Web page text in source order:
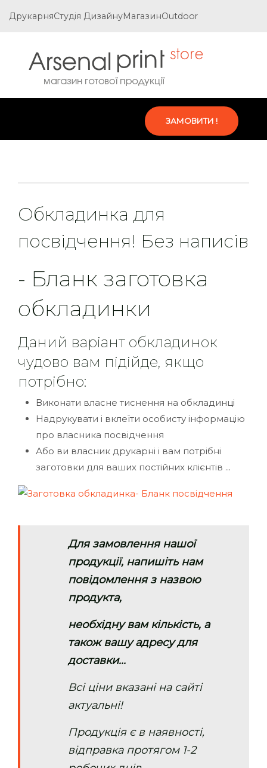
ДрукарняСтудія ДизайнуМагазинOutdoor
ЗАМОВИТИ !
Обкладинка для
посвідчення! Без написів
- Бланк заготовка
обкладинки
Даний варіант обкладинок
чудово вам підійде, якщо
потрібно:
Виконати власне тиснення на обкладинці
Надрукувати і вклеїти особисту інформацію
про власника посвідчення
Або ви власник друкарні і вам потрібні
заготовки для ваших постійних клієнтів ...
Для замовлення нашої
продукції, напишіть нам
повідомлення з назвою
продукта,
необхідну вам кількість, а
також вашу адресу для
доставки...
Всі ціни вказані на сайті
актуальні!
Продукція є в наявності,
відправка протягом 1-2